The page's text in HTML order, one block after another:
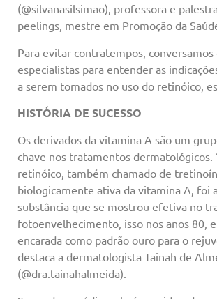
(@silvanasilsimao), professora e
peelings, mestre em Promoção da
Para evitar contratempos, conversamos
especialistas para entender as
a serem tomados no uso do retinóico,
HISTÓRIA DE SUCESSO
Os derivados da vitamina A são um
chave nos tratamentos dermatológicos.
retinóico, também chamado de
biologicamente ativa da vitamina A, foi
substância que se mostrou efetiva no
fotoenvelhecimento, isso nos anos 80,
encarada como padrão ouro para o
destaca a dermatologista Tainah de
(@dra.tainahalmeida).